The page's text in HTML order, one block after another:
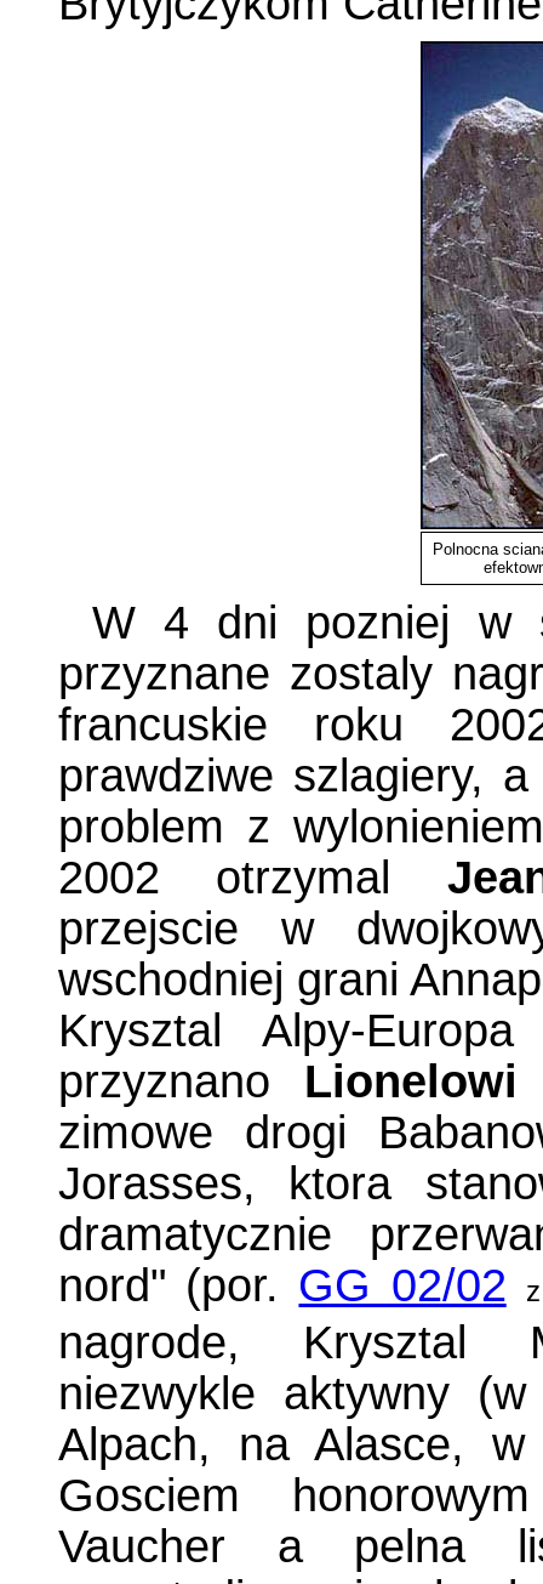
Polnocna
W 4 dni pozniej w
przyznane zostaly
francuskie roku
prawdziwe szlagiery,
problem z
2002 otrzymal
przejscie w
wschodniej grani
Krysztal Alpy-
przyznano Lionelowi
zimowe drogi
Jorasses, ktora
dramatycznie
nord" (por. GG 02/02
nagrode, Krysztal
niezwykle aktywny
Alpach, na Alasce,
Gosciem
Vaucher a pelna